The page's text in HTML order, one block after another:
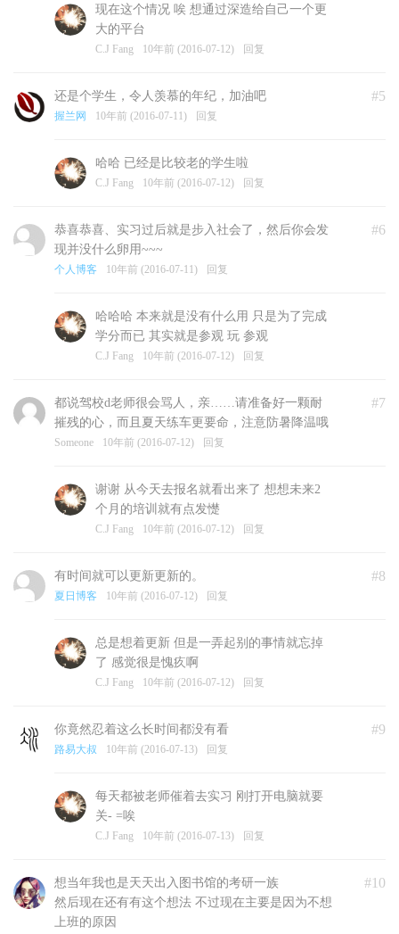
现在这个情况 唉 想通过深造给自己一个更
大的平台
C.J Fang 10年前 (2016-07-12) 回复
#5
还是个学生，令人羡慕的年纪，加油吧
握兰网 10年前 (2016-07-11) 回复
哈哈 已经是比较老的学生啦
C.J Fang 10年前 (2016-07-12) 回复
#6
恭喜恭喜、实习过后就是步入社会了，然后你会发
现并没什么卵用~~~
个人博客 10年前 (2016-07-11) 回复
哈哈哈 本来就是没有什么用 只是为了完成
学分而已 其实就是参观 玩 参观
C.J Fang 10年前 (2016-07-12) 回复
#7
都说驾校d老师很会骂人，亲……请准备好一颗耐
摧残的心，而且夏天练车更要命，注意防暑降温哦
Someone 10年前 (2016-07-12) 回复
谢谢 从今天去报名就看出来了 想想未来2
个月的培训就有点发憷
C.J Fang 10年前 (2016-07-12) 回复
#8
有时间就可以更新更新的。
夏日博客 10年前 (2016-07-12) 回复
总是想着更新 但是一弄起别的事情就忘掉
了 感觉很是愧疚啊
C.J Fang 10年前 (2016-07-12) 回复
#9
你竟然忍着这么长时间都没有看
路易大叔 10年前 (2016-07-13) 回复
每天都被老师催着去实习 刚打开电脑就要
关- =唉
C.J Fang 10年前 (2016-07-13) 回复
#10
想当年我也是天天出入图书馆的考研一族
然后现在还有有这个想法 不过现在主要是因为不想
上班的原因